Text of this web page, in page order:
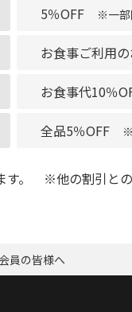
5％OFF ※一部
お食事ご利用
お食事代10％
全品5％OFF
す。 ※他の割引と
員の皆様へ